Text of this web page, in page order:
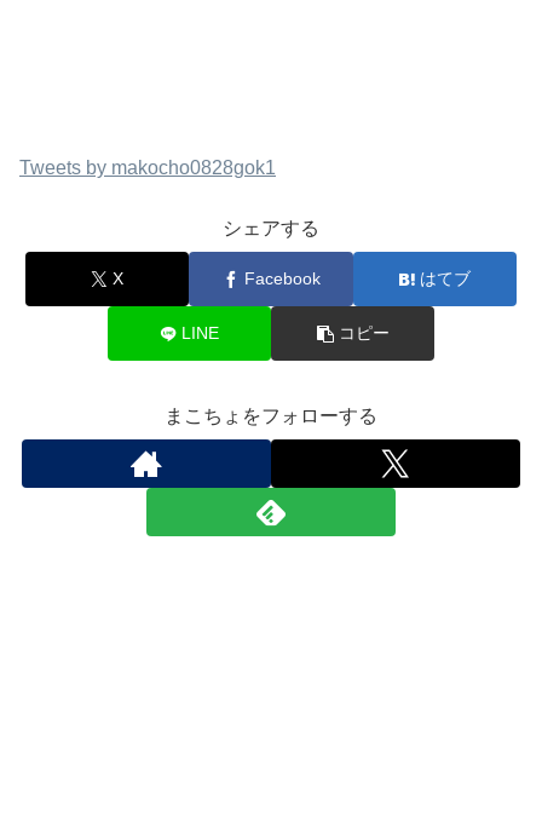
Tweets by makocho0828gok1
シェアする
X Facebook はてブ
LINE コピー
まこちょをフォローする